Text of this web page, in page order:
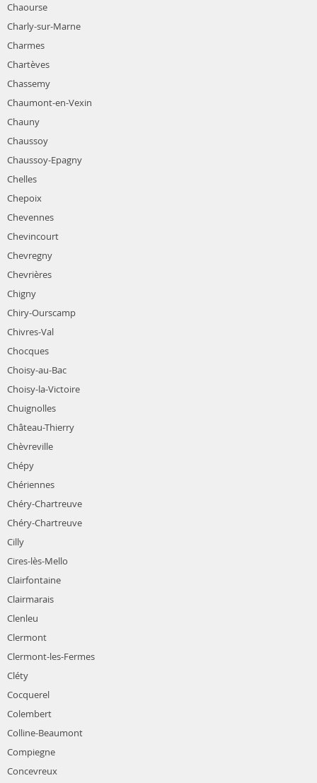
Chaourse
Charly-sur-Marne
Charmes
Chartèves
Chassemy
Chaumont-en-Vexin
Chauny
Chaussoy
Chaussoy-Epagny
Chelles
Chepoix
Chevennes
Chevincourt
Chevregny
Chevrières
Chigny
Chiry-Ourscamp
Chivres-Val
Chocques
Choisy-au-Bac
Choisy-la-Victoire
Chuignolles
Château-Thierry
Chèvreville
Chépy
Chériennes
Chéry-Chartreuve
Chéry-Chartreuve
Cilly
Cires-lès-Mello
Clairfontaine
Clairmarais
Clenleu
Clermont
Clermont-les-Fermes
Cléty
Cocquerel
Colembert
Colline-Beaumont
Compiegne
Concevreux